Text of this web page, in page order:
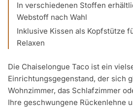
In verschiedenen Stoffen
Webstoff nach Wahl
Inklusive Kissen als Kopfstütze
Relaxen
Die Chaiselongue Taco ist ein
Einrichtungsgegenstand, der sich
Wohnzimmer, das Schlafzimmer
Ihre geschwungene Rückenlehne